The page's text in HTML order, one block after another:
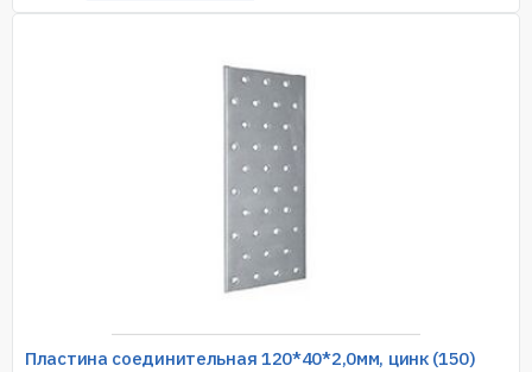
Пластина соединительная 120*40*2,0мм, цинк (150)